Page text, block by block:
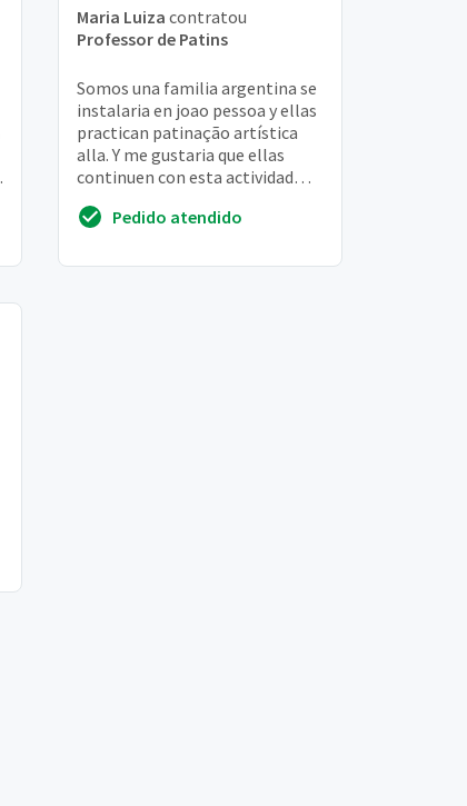
Maria Luiza contratou
Professor de Patins
Somos una familia argentina se
instalaria en joao pessoa y ellas
practican patinação artística
alla. Y me gustaria que ellas
continuen con esta actividad
Pedido atendido